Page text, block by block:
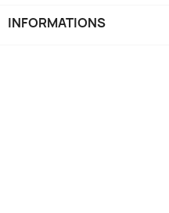
INFORMATIONS